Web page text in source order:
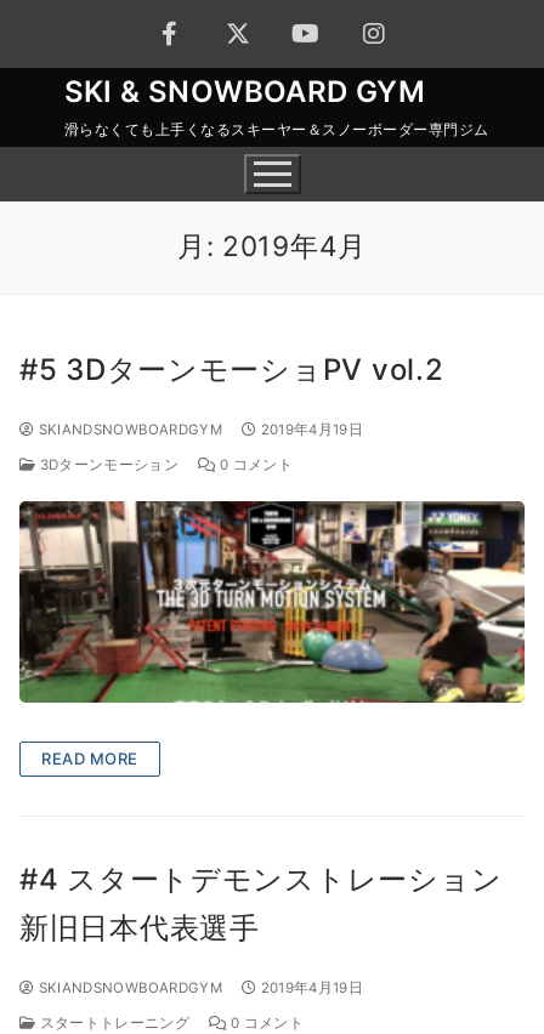
ツ
SKI & SNOWBOARD GYM
滑らなくても上手くなるスキーヤー＆スノーボーダー専門ジム
月: 2019年4月
#5 3DターンモーショPV vol.2
SKIANDSNOWBOARDGYM 2019年4月19日
3Dターンモーション 0 コメント
READ MORE
#4 スタートデモンストレーション
新旧日本代表選手
SKIANDSNOWBOARDGYM 2019年4月19日
スタートトレーニング 0 コメント